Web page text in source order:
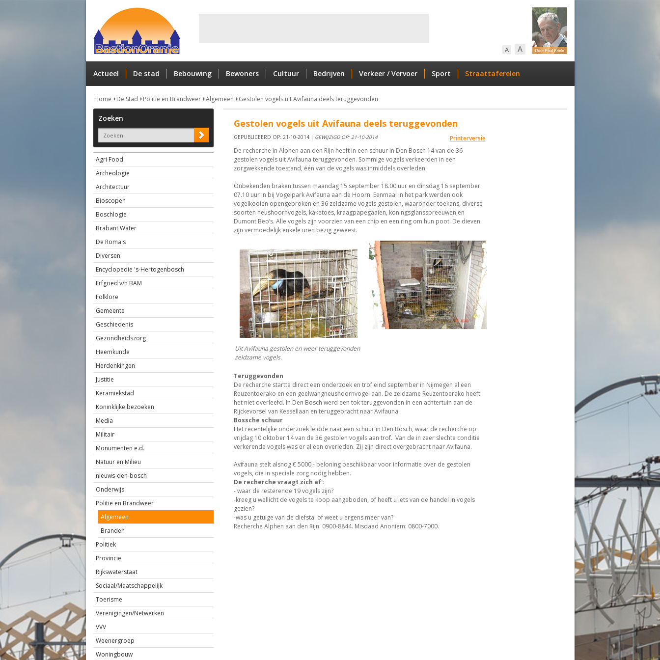
A A
Actueel De stad Bebouwing Bewoners Cultuur Bedrijven Verkeer / Vervoer Sport Straattaferelen
Home De Stad Politie en Brandweer Algemeen Gestolen vogels uit Avifauna deels teruggevonden
Zoeken
Agri Food
Archeologie
Architectuur
Bioscopen
Boschlogie
Brabant Water
De Roma's
Diversen
Encyclopedie 's-Hertogenbosch
Erfgoed v/h BAM
Folklore
Gemeente
Geschiedenis
Gezondheidszorg
Heemkunde
Herdenkingen
Justitie
Keramiekstad
Koninklijke bezoeken
Media
Militair
Monumenten e.d.
Natuur en Milieu
nieuws-den-bosch
Onderwijs
Politie en Brandweer
Algemeen
Branden
Politiek
Provincie
Rijkswaterstaat
Sociaal/Maatschappelijk
Toerisme
Verenigingen/Netwerken
VVV
Weenergroep
Woningbouw
Gestolen vogels uit Avifauna deels teruggevonden
Printerversie
GEPUBLICEERD OP: 21-10-2014 | GEWIJZIGD OP: 21-10-2014
De recherche in Alphen aan den Rijn heeft in een schuur in Den Bosch 14 van de 36
gestolen vogels uit Avifauna teruggevonden. Sommige vogels verkeerden in een
zorgwekkende toestand, één van de vogels was inmiddels overleden.
Onbekenden braken tussen maandag 15 september 18.00 uur en dinsdag 16 september
07.10 uur in bij Vogelpark Avifauna aan de Hoorn. Eenmaal in het park werden ook
vogelkooien opengebroken en 36 zeldzame vogels gestolen, waaronder toekans, diverse
soorten neushoornvogels, kaketoes, kraagpapegaaien, koningsglansspreeuwen en
Dumont Beo’s. Alle vogels zijn voorzien van een chip en een ring om hun poot. De dieven
zijn vermoedelijk enkele uren bezig geweest.
Uit Avifauna gestolen en weer teruggevonden
zeldzame vogels.
Teruggevonden
De recherche startte direct een onderzoek en trof eind september in Nijmegen al een
Reuzentoerako en een geelwangneushoornvogel aan. De zeldzame Reuzentoerako heeft
het niet overleefd. In Den Bosch werd een tok teruggevonden in een achtertuin aan de
Rijckevorsel van Kessellaan en teruggebracht naar Avifauna.
Bossche schuur
Het recentelijke onderzoek leidde naar een schuur in Den Bosch, waar de recherche op
vrijdag 10 oktober 14 van de 36 gestolen vogels aan trof. Van de in zeer slechte conditie
verkerende vogels was er al een overleden. Zij zijn direct overgebracht naar Avifauna.
Avifauna stelt alsnog € 5000,- beloning beschikbaar voor informatie over de gestolen
vogels, die in speciale zorg nodig hebben.
De recherche vraagt zich af :
- waar de resterende 19 vogels zijn?
-kreeg u wellicht de vogels te koop aangeboden, of heeft u iets van de handel in vogels
gezien?
-was u getuige van de diefstal of weet u ergens meer van?
Recherche Alphen aan den Rijn: 0900-8844. Misdaad Anoniem: 0800-7000.